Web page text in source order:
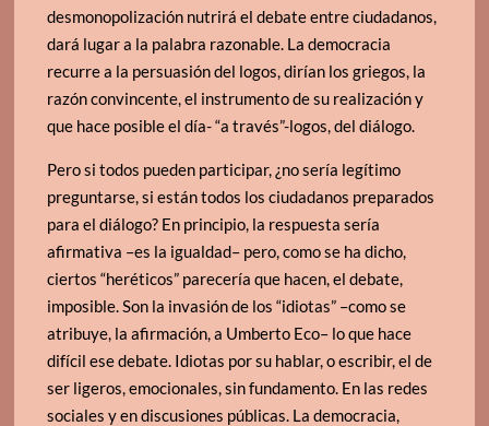
desmonopolización nutrirá el debate entre ciudadanos,
dará lugar a la palabra razonable. La democracia
recurre a la persuasión del logos, dirían los griegos, la
razón convincente, el instrumento de su realización y
que hace posible el día- “a través”-logos, del diálogo.
Pero si todos pueden participar, ¿no sería legítimo
preguntarse, si están todos los ciudadanos preparados
para el diálogo? En principio, la respuesta sería
afirmativa –es la igualdad– pero, como se ha dicho,
ciertos “heréticos” parecería que hacen, el debate,
imposible. Son la invasión de los “idiotas” –como se
atribuye, la afirmación, a Umberto Eco– lo que hace
difícil ese debate. Idiotas por su hablar, o escribir, el de
ser ligeros, emocionales, sin fundamento. En las redes
sociales y en discusiones públicas. La democracia,